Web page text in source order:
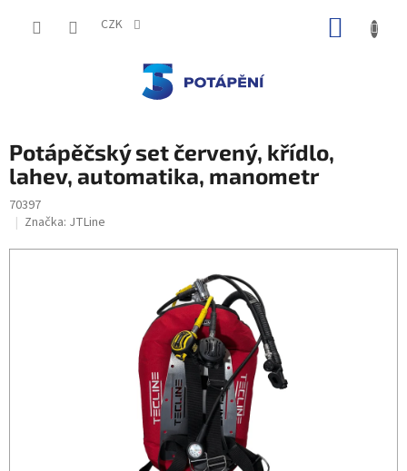
CZK
Potápěčský set červený, křídlo,
lahev, automatika, manometr
70397
Značka: JTLine